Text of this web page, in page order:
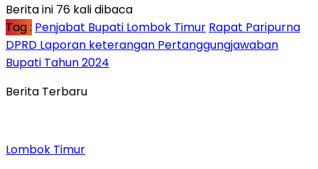
Berita ini 76 kali dibaca
Tag : Penjabat Bupati Lombok Timur Rapat Paripurna
DPRD Laporan keterangan Pertanggungjawaban
Bupati Tahun 2024
Berita Terbaru
Lombok Timur